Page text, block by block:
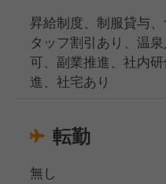
昇給制度、制服貸与
タッフ割引あり、温
可、副業推進、社内
進、社宅あり
転勤
無し